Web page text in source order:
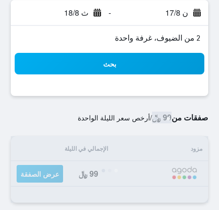
ن 17/8 - ث 18/8
2 من الضيوف، غرفة واحدة
بحث
صفقات من99 ﷼ /أرخص سعر الليلة الواحدة
مزود الإجمالي في الليلة
99 ﷼ عرض الصفقة